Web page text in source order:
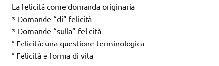
La felicità come domanda originaria
* Domande “di” felicità
* Domande “sulla” felicità
° Felicità: una questione terminologica
° Felicità e forma di vita